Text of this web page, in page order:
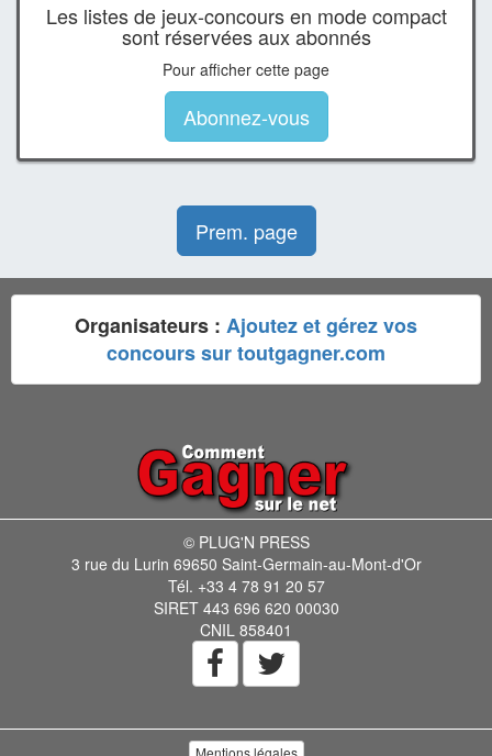
Les listes de jeux-concours en mode compact
sont réservées aux abonnés
Pour afficher cette page
Abonnez-vous
Prem. page
Organisateurs : Ajoutez et gérez vos
concours sur toutgagner.com
© PLUG'N PRESS
3 rue du Lurin 69650 Saint-Germain-au-Mont-d'Or
Tél. +33 4 78 91 20 57
SIRET 443 696 620 00030
CNIL 858401
Mentions légales